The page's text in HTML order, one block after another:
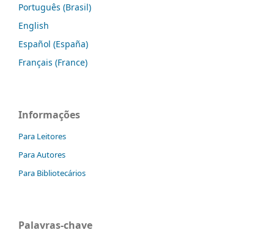
Português (Brasil)
English
Español (España)
Français (France)
Informações
Para Leitores
Para Autores
Para Bibliotecários
Palavras-chave